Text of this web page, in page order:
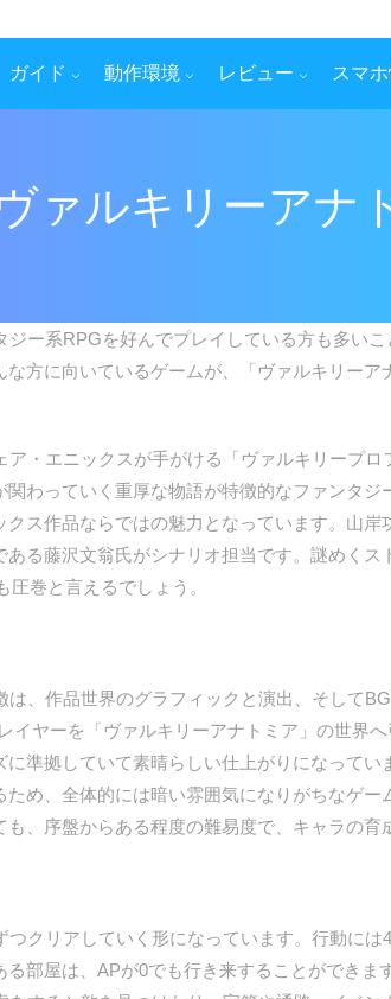
ガイド 動作環境 レビュー スマ
ァルキリーアナ
ー系RPGを好んでプレイしている方も多い
方に向いているゲームが、「ヴァルキリー
・エニックスが手がける「ヴァルキリープロ
わっていく重厚な物語が特徴的なファンタ
ス作品ならではの魅力となっています。山
る藤沢文翁氏がシナリオ担当です。謎めく
巻と言えるでしょう。
、作品世界のグラフィックと演出、そして
イヤーを「ヴァルキリーアナトミア」の世界
準拠していて素晴らしい仕上がりになって
め、全体的には暗い雰囲気になりがちなゲ
、序盤からある程度の難易度で、キャラの育
クリアしていく形になっています。行動に
部屋は、APが0でも行き来することができま